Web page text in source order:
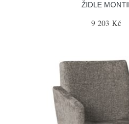
ŽIDLE
9 203 Kč